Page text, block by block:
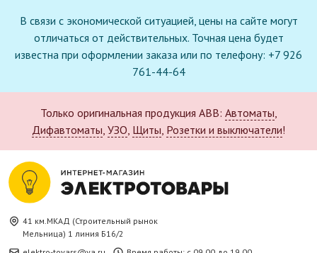
В связи с экономической ситуацией, цены на сайте могут
отличаться от действительных. Точная цена будет
известна при оформлении заказа или по телефону: +7 926
761-44-64
Только оригинальная продукция ABB: Автоматы,
Дифавтоматы, УЗО, Щиты, Розетки и выключатели!
41 км.МКАД (Строительный рынок
Мельница) 1 линия Б16/2